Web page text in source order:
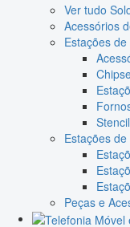
Ver tudo
Acessórios
Estações
Estações
Peças e